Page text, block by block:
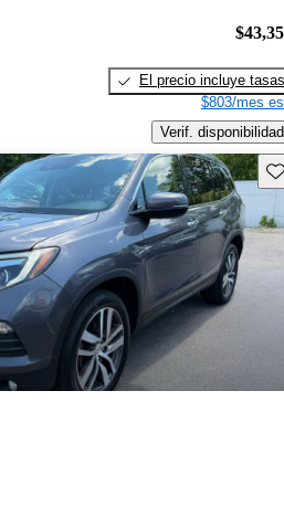
El precio incluye tasas
$803/mes
Verif. disponibilidad